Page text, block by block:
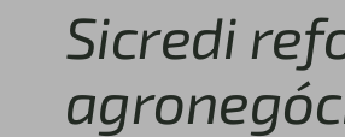
Sicredi